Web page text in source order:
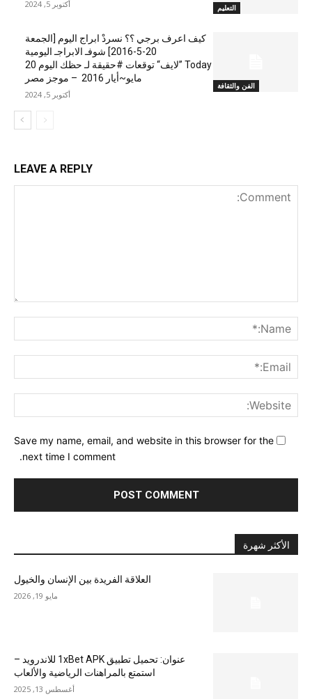
التعليم أكتوبر 5, 2024
الفن والثقافة
كيف اعرف برجي ؟؟ نسردْ ابراج اليوم [الجمعة
20-5-2016] شوفـ الابراجـ اليومية
Today ”لايف“ توقعات #حقيقة لـ حظك اليوم 20
مايو~أيار 2016 – موجز مصر
أكتوبر 5, 2024
LEAVE A REPLY
Save my name, email, and website in this browser for the
next time I comment.
الأكثر شهرة
العلاقة الفريدة بين الإنسان والخيول
مايو 19, 2026
عنوان: تحميل تطبيق 1xBet APK للاندرويد –
استمتع بالمراهنات الرياضية والألعاب
أغسطس 13, 2025